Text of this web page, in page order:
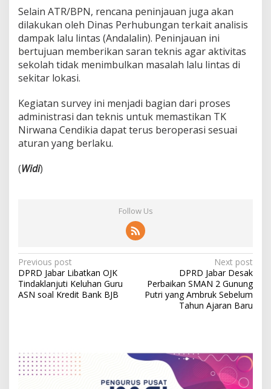
Selain ATR/BPN, rencana peninjauan juga akan
dilakukan oleh Dinas Perhubungan terkait analisis
dampak lalu lintas (Andalalin). Peninjauan ini
bertujuan memberikan saran teknis agar aktivitas
sekolah tidak menimbulkan masalah lalu lintas di
sekitar lokasi.
Kegiatan survey ini menjadi bagian dari proses
administrasi dan teknis untuk memastikan TK
Nirwana Cendikia dapat terus beroperasi sesuai
aturan yang berlaku.
(Widi)
Follow Us
P
o
s
a
v
Previous post
DPRD Jabar Libatkan OJK
Tindaklanjuti Keluhan Guru
ASN soal Kredit Bank BJB
Next post
DPRD Jabar Desak
Perbaikan SMAN 2 Gunung
Putri yang Ambruk Sebelum
Tahun Ajaran Baru